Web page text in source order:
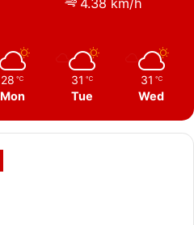
28 ℃
Mon
31 ℃
Tue
31 ℃
Wed